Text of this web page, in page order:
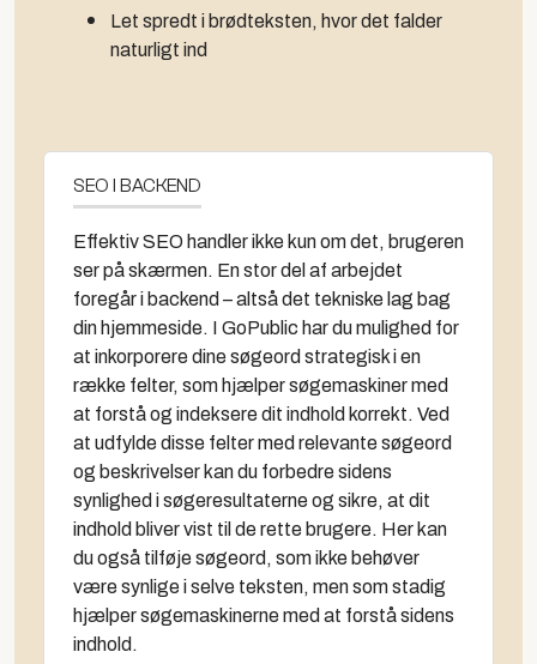
Let spredt i brødteksten, hvor det falder
naturligt ind
SEO I BACKEND
Effektiv SEO handler ikke kun om det, brugeren
ser på skærmen. En stor del af arbejdet
foregår i backend – altså det tekniske lag bag
din hjemmeside. I GoPublic har du mulighed for
at inkorporere dine søgeord strategisk i en
række felter, som hjælper søgemaskiner med
at forstå og indeksere dit indhold korrekt. Ved
at udfylde disse felter med relevante søgeord
og beskrivelser kan du forbedre sidens
synlighed i søgeresultaterne og sikre, at dit
indhold bliver vist til de rette brugere. Her kan
du også tilføje søgeord, som ikke behøver
være synlige i selve teksten, men som stadig
hjælper søgemaskinerne med at forstå sidens
indhold.